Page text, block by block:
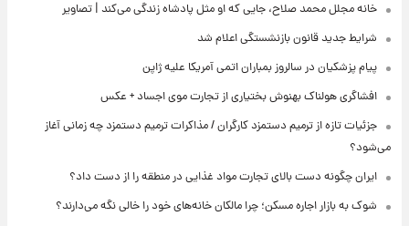
خانه مجلل محمد صلاح، جایی که او مثل پادشاه زندگی می‌کند | تصاویر
شرایط جدید قانون بازنشستگی اعلام شد
پیام پزشکیان در سالروز بمباران اتمی آمریکا علیه ژاپن
افشاگری هولناک بهنوش بختیاری از تجارت موی اجساد + عکس
جزئیات تازه از ترمیم دستمزد کارگران / مذاکرات ترمیم دستمزد چه زمانی آغاز
می‌شود؟
ایران چگونه دست بالای تجارت مواد غذایی در منطقه را از دست داد؟
شوک به بازار اجاره مسکن؛ چرا مالکان خانه‌های خود را خالی نگه می‌دارند؟